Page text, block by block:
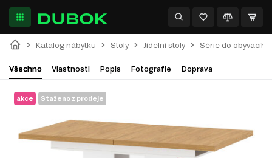
Katalog nábytku Stoly Jídelní stoly Série do
Všechno Vlastnosti Popis Fotografie Doprava
akce Staženo z prodeje